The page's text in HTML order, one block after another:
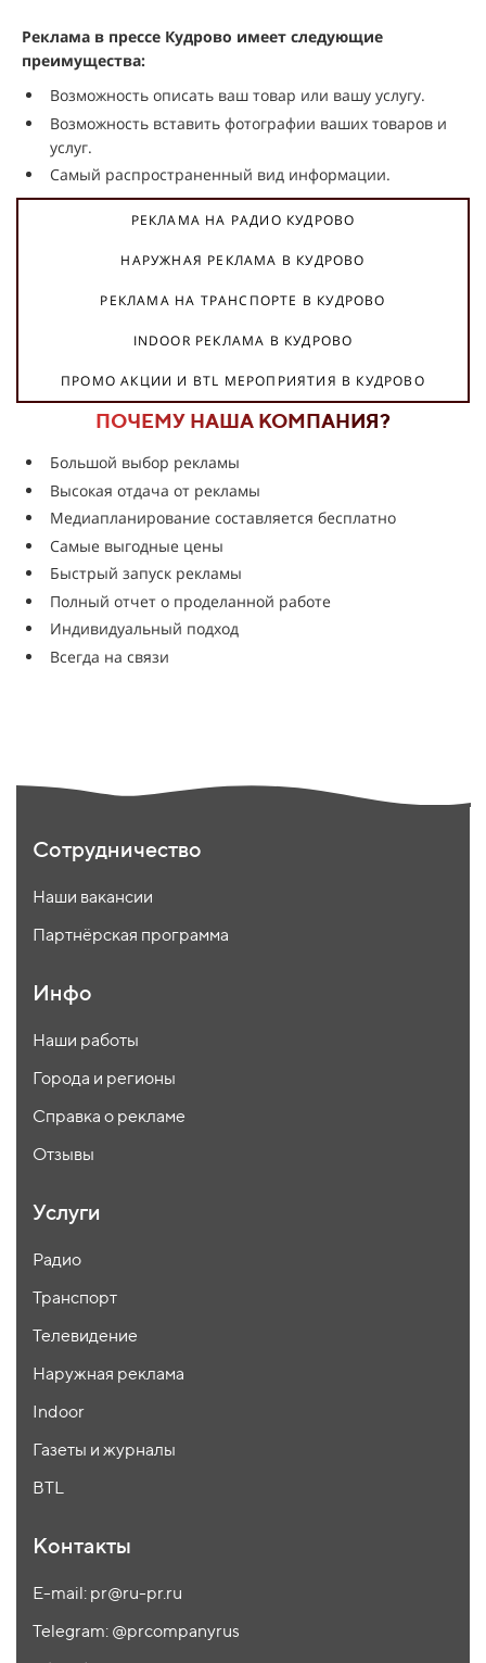
Реклама в прессе Кудрово имеет следующие
преимущества:
Возможность описать ваш товар или вашу услугу.
Возможность вставить фотографии ваших товаров и
услуг.
Самый распространенный вид информации.
РЕКЛАМА НА РАДИО КУДРОВО
НАРУЖНАЯ РЕКЛАМА В КУДРОВО
РЕКЛАМА НА ТРАНСПОРТЕ В КУДРОВО
INDOOR РЕКЛАМА В КУДРОВО
ПРОМО АКЦИИ И BTL МЕРОПРИЯТИЯ В КУДРОВО
ПОЧЕМУ НАША КОМПАНИЯ?
Большой выбор рекламы
Высокая отдача от рекламы
Медиапланирование составляется бесплатно
Самые выгодные цены
Быстрый запуск рекламы
Полный отчет о проделанной работе
Индивидуальный подход
Всегда на связи
Сотрудничество
Наши вакансии
Партнёрская программа
Инфо
Наши работы
Города и регионы
Справка о рекламе
Отзывы
Услуги
Радио
Транспорт
Телевидение
Наружная реклама
Indoor
Газеты и журналы
BTL
Контакты
E-mail: pr@ru-pr.ru
Telegram: @prcompanyrus